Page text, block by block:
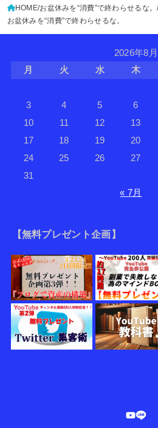
HOME お盆休みを“消費”で終わらせるな。
お盆休みを“消費”で終わらせるな。
2026年8月
月
火 水 木
3
4 5 6
10
11 12 13
17
18 19 20
24
25 26 27
31
« 7月
【無料プレゼント企画】